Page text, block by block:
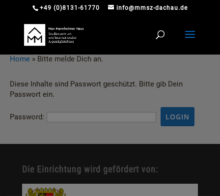
+49 (0)8131-61770 info@mmsz-dachau.de
Home » Bitte melde Dich an.
Diese Inhalte sind Passwort geschützt. Bitte gib Dein
Passwort ein.
Password:
Die Einrichtung wird gefördert von: